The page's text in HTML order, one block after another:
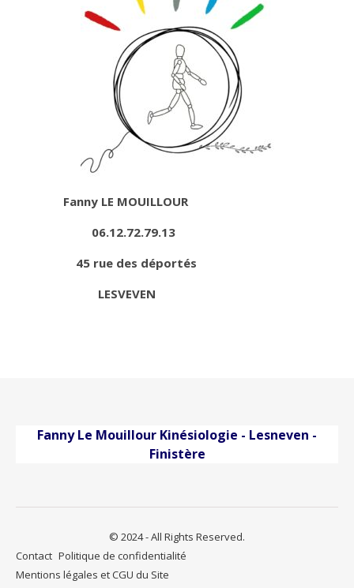
Fanny LE MOUILLOUR
06.12.72.79.13
45 rue des déportés
LESVEVEN
Fanny Le Mouillour Kinésiologie - Lesneven -
Finistère
© 2024 - All Rights Reserved.
Contact Politique de confidentialité
Mentions légales et CGU du Site